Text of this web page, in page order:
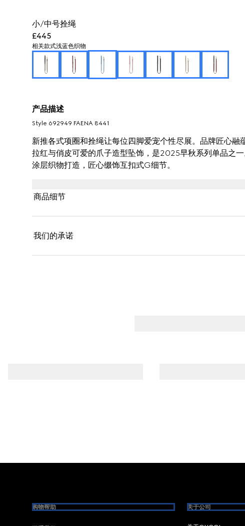
小/中号拴绳
£445
相关款式浅蓝色织物
产品描述
Style ‎692949 FAENA 8441
新推各式项圈和拴绳让每位四脚爱宠个性尽展。品牌匠心
拉红与俏皮可爱的爪子造型坠饰，是2025早秋系列单品之
涂层织物打造，匠心缀饰互扣式G细节。
商品细节
我们的承诺
购物帮助 关于公司